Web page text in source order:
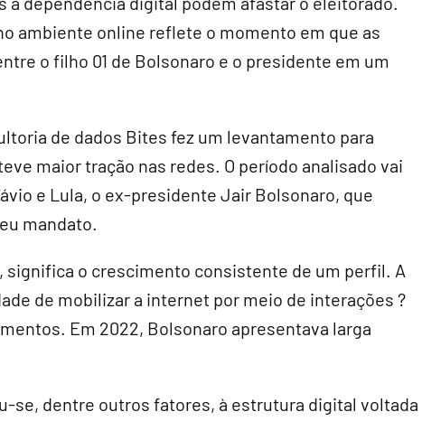
ambiente online reflete o momento em que as
o filho 01 de Bolsonaro e o presidente em um
de dados Bites fez um levantamento para
maior tração nas redes. O período analisado vai
e Lula, o ex-presidente Jair Bolsonaro, que
mandato.
significa o crescimento consistente de um perfil. A
de mobilizar a internet por meio de interações ?
Em 2022, Bolsonaro apresentava larga
se, dentre outros fatores, à estrutura digital voltada